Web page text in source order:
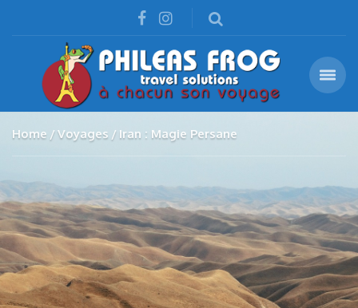
Home Voyages Iran : Magie Persane